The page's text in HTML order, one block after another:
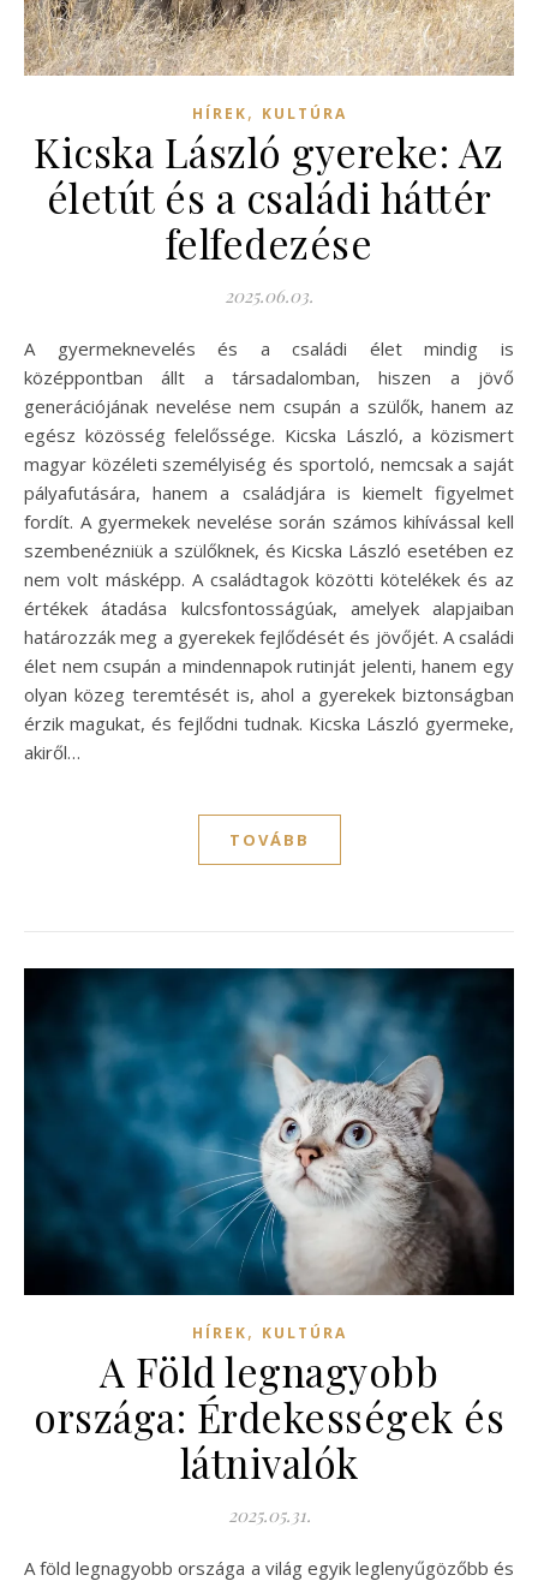
HÍREK, KULTÚRA
Kicska László gyereke: Az
életút és a családi háttér
felfedezése
2025.06.03.
A gyermeknevelés és a családi élet mindig is
középpontban állt a társadalomban, hiszen a jövő
generációjának nevelése nem csupán a szülők, hanem az
egész közösség felelőssége. Kicska László, a közismert
magyar közéleti személyiség és sportoló, nemcsak a saját
pályafutására, hanem a családjára is kiemelt figyelmet
fordít. A gyermekek nevelése során számos kihívással kell
szembenézniük a szülőknek, és Kicska László esetében ez
nem volt másképp. A családtagok közötti kötelékek és az
értékek átadása kulcsfontosságúak, amelyek alapjaiban
határozzák meg a gyerekek fejlődését és jövőjét. A családi
élet nem csupán a mindennapok rutinját jelenti, hanem egy
olyan közeg teremtését is, ahol a gyerekek biztonságban
érzik magukat, és fejlődni tudnak. Kicska László gyermeke,
akiről…
TOVÁBB
HÍREK, KULTÚRA
A Föld legnagyobb
országa: Érdekességek és
látnivalók
2025.05.31.
A föld legnagyobb országa a világ egyik leglenyűgözőbb és